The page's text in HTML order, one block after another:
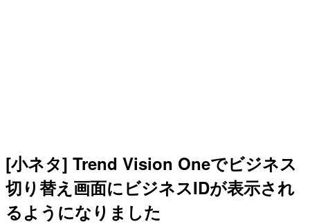
[小ネタ] Trend Vision Oneでビジネス
切り替え画面にビジネスIDが表示され
るようになりました